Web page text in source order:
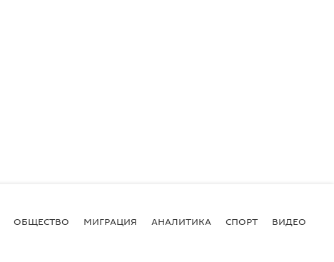
ОБЩЕСТВО МИГРАЦИЯ АНАЛИТИКА СПОРТ ВИДЕО